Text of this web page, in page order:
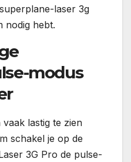
laser 3g
nodig hebt.
modus
lastig te zien
schakel je op de
3G Pro de pulse-